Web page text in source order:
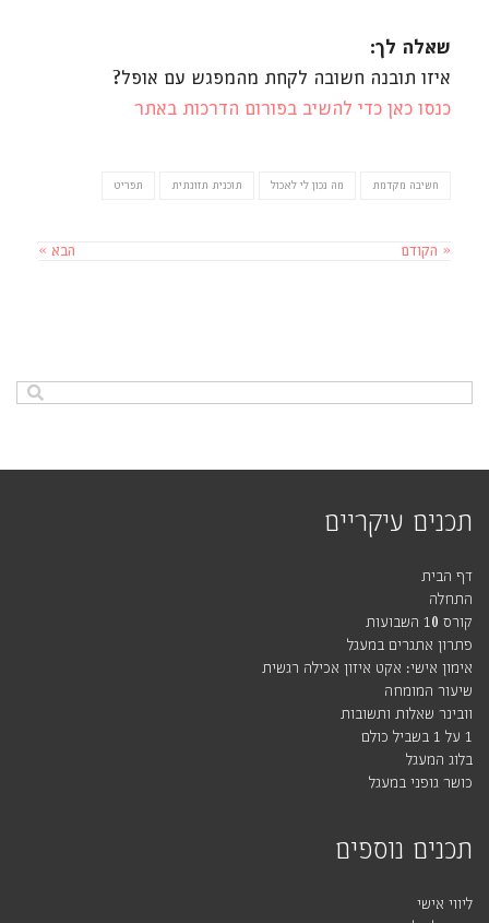
שאלה לך:
איזו תובנה חשובה לקחת מהמפגש עם אופל?
כנסו כאן כדי להשיב בפורום הדרכות באתר
חשיבה מקדמת מה נכון לי לאכול תוכנית תזונתית תפריט
« הקודם הבא »
תכנים עיקריים
דף הבית
התחלה
קורס 10 השבועות
פתרון אתגרים במעגל
אימון אישי: אקט איזון אכילה רגשית
שיעור המומחה
וובינר שאלות ותשובות
1 על 1 בשביל כולם
בלוג המעגל
כושר גופני במעגל
תכנים נוספים
ליווי אישי